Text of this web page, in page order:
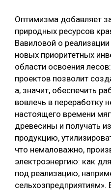
Оптимизма добавляет
природных ресурсов
Вавиловой о
новых приоритетных
области освоения
проектов позволит
а, значит, обеспечить
вовлечь в переработку
настоящего времени
древесины и получать
продукцию,
что немаловажно,
электроэнергию: как
под реализацию,
сельхозпредприятиям».